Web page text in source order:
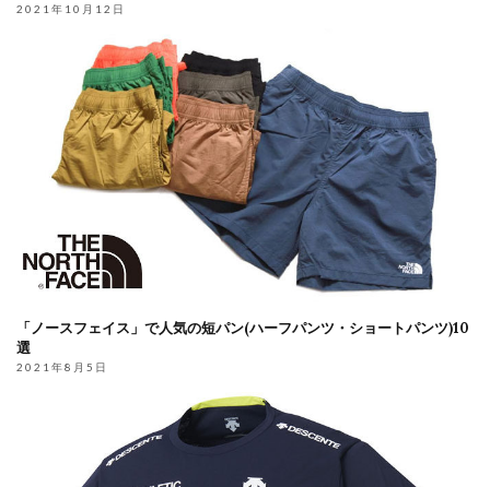
2021年10月12日
「ノースフェイス」で人気の短パン(ハーフパンツ・ショートパンツ)10
選
2021年8月5日